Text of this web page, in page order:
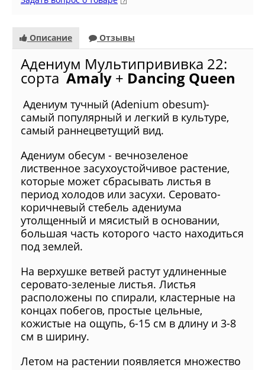
Описание Отзывы
Адениум Мультипрививка 22:
сортаAmaly + Dancing Queen
Адениум тучный (Adenium obesum)-
самый популярный и легкий в культуре,
самый раннецветущий вид.
Адениум обесум - вечнозеленое
лиственное засухоустойчивое растение,
которые может сбрасывать листья в
период холодов или засухи. Серовато-
коричневый стебель адениума
утолщенный и мясистый в основании,
большая часть которого часто находиться
под землей.
На верхушке ветвей растут удлиненные
серовато-зеленые листья. Листья
расположены по спирали, кластерные на
концах побегов, простые цельные,
кожистые на ощупь, 6-15 см в длину и 3-8
см в ширину.
Летом на растении появляется множество